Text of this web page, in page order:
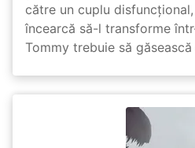
către un cuplu
încearcă să-l transforme
Tommy trebuie să